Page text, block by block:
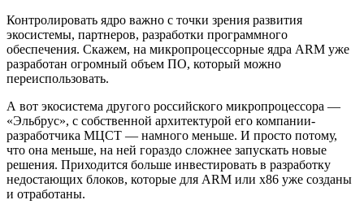
Контролировать ядро важно с точки зрения развития
экосистемы, партнеров, разработки программного
обеспечения. Скажем, на микропроцессорные ядра ARM уже
разработан огромный объем ПО, который можно
переиспользовать.
А вот экосистема другого российского микропроцессора —
«Эльбрус», с собственной архитектурой его компании-
разработчика МЦСТ — намного меньше. И просто потому,
что она меньше, на ней гораздо сложнее запускать новые
решения. Приходится больше инвестировать в разработку
недостающих блоков, которые для ARM или х86 уже созданы
и отработаны.